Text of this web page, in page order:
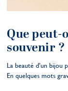
Que
souvenir ?
La beauté d’un bijou
En quelques mots